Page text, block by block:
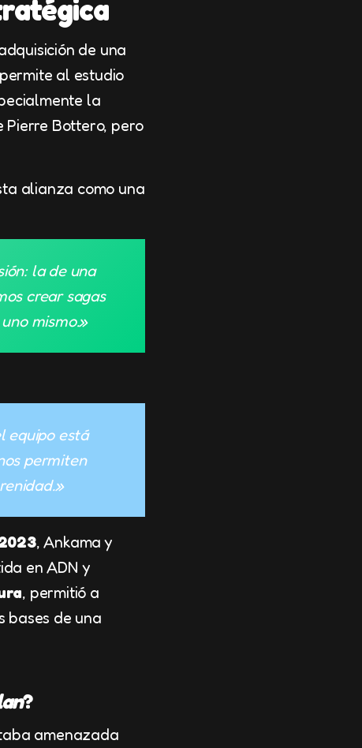
de una
al estudio
la
Bottero, pero
alianza como una
la de una
crear sagas
mismo.»
equipo está
permiten
, Ankama y
en ADN y
, permitió a
bases de una
?
amenazada